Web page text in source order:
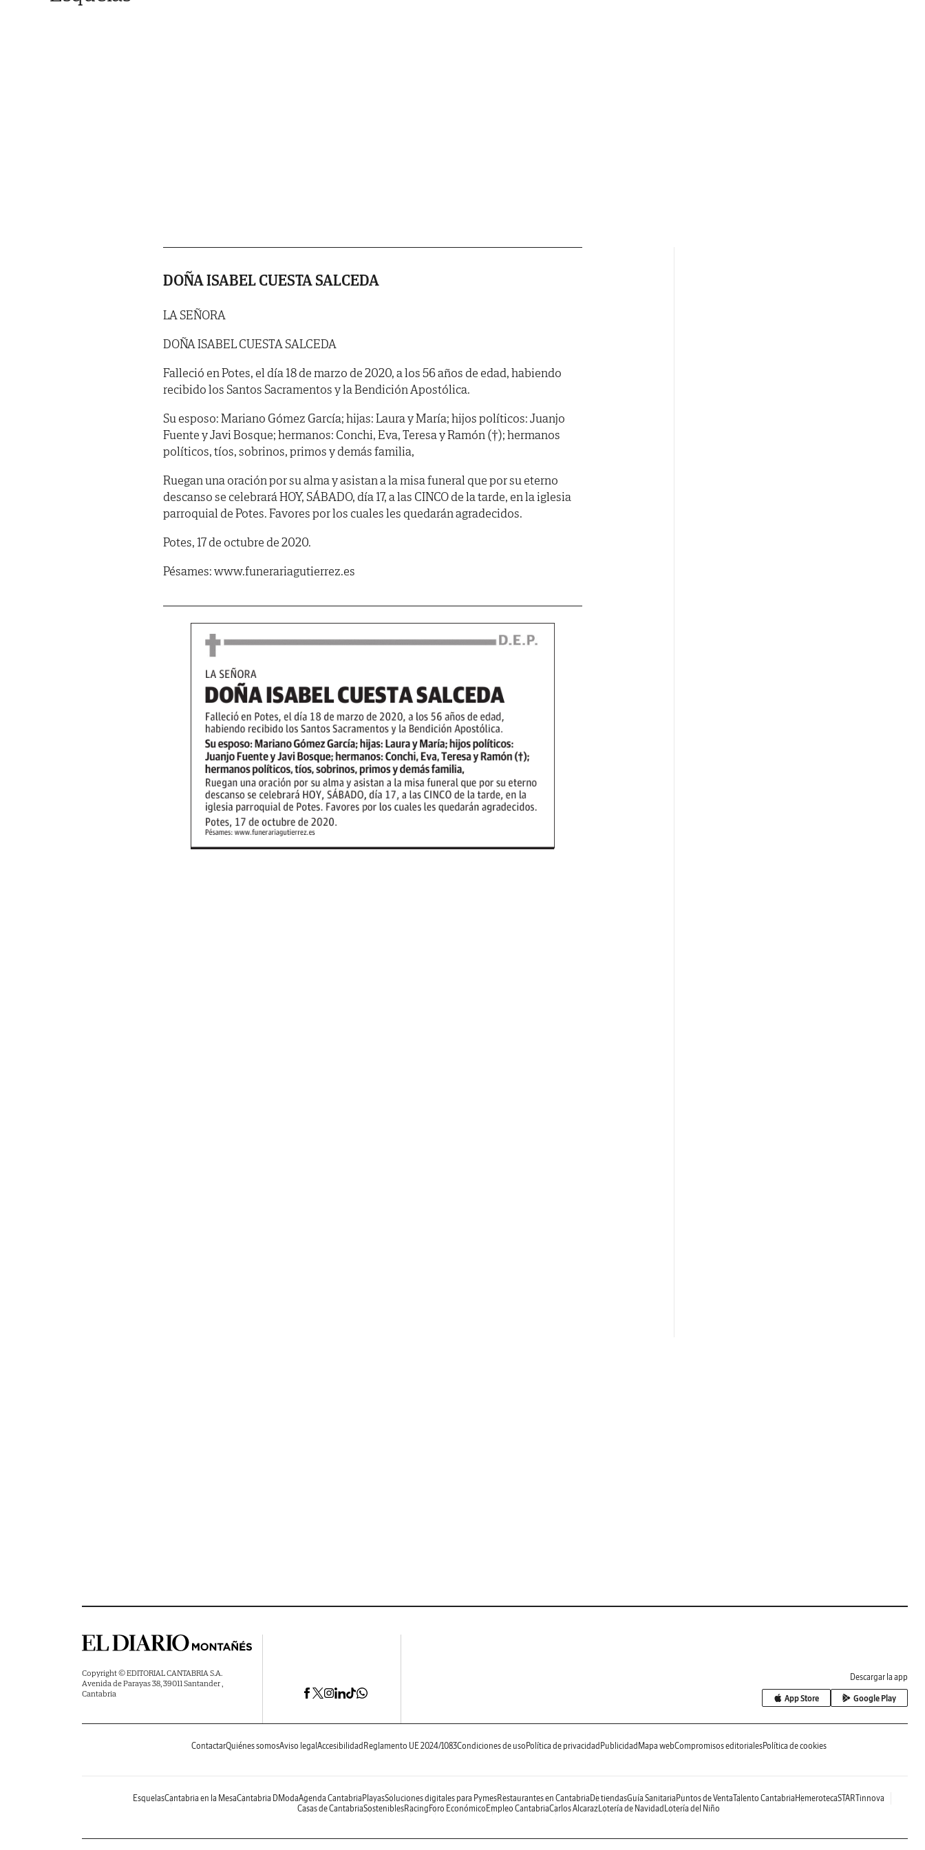
DOÑA ISABEL CUESTA SALCEDA
LA SEÑORA
DOÑA ISABEL CUESTA SALCEDA
Falleció en Potes, el día 18 de marzo de 2020, a los 56 años de edad, habiendo
recibido los Santos Sacramentos y la Bendición Apostólica.
Su esposo: Mariano Gómez García; hijas: Laura y María; hijos políticos: Juanjo
Fuente y Javi Bosque; hermanos: Conchi, Eva, Teresa y Ramón (†); hermanos
políticos, tíos, sobrinos, primos y demás familia,
Ruegan una oración por su alma y asistan a la misa funeral que por su eterno
descanso se celebrará HOY, SÁBADO, día 17, a las CINCO de la tarde, en la iglesia
parroquial de Potes. Favores por los cuales les quedarán agradecidos.
Potes, 17 de octubre de 2020.
Pésames: www.funerariagutierrez.es
Copyright © EDITORIAL CANTABRIA S.A.
Avenida de Parayas 38, 39011 Santander ,
Cantabria
Descargar la app
App Store Google Play
ContactarQuiénes somosAviso legal Accesibilidad Reglamento UE 2024/1083Condiciones de uso Política de privacidad Publicidad Mapa webCompromisos editorialesPolítica de cookies
EsquelasCantabria en la MesaCantabria DModaAgenda Cantabria PlayasSoluciones digitales para PymesRestaurantes en Cantabria De tiendasGuía Sanitaria Puntos de VentaTalento Cantabria HemerotecaSTARTinnova
Casas de CantabriaSosteniblesRacing Foro Económico Empleo CantabriaCarlos AlcarazLotería de Navidad Lotería del Niño